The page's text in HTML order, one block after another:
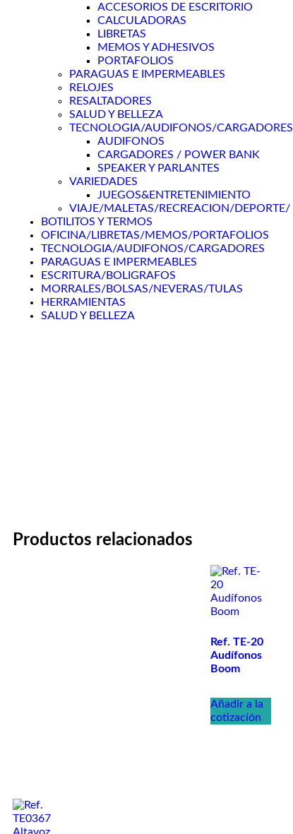
ACCESORIOS DE ESCRITORIO
CALCULADORAS
LIBRETAS
MEMOS Y ADHESIVOS
PORTAFOLIOS
PARAGUAS E IMPERMEABLES
RELOJES
RESALTADORES
SALUD Y BELLEZA
TECNOLOGIA/AUDIFONOS/CARGADORES
AUDIFONOS
CARGADORES / POWER BANK
SPEAKER Y PARLANTES
VARIEDADES
JUEGOS&ENTRETENIMIENTO
VIAJE/MALETAS/RECREACION/DEPORTE/
BOTILITOS Y TERMOS
OFICINA/LIBRETAS/MEMOS/PORTAFOLIOS
TECNOLOGIA/AUDIFONOS/CARGADORES
PARAGUAS E IMPERMEABLES
ESCRITURA/BOLIGRAFOS
MORRALES/BOLSAS/NEVERAS/TULAS
HERRAMIENTAS
SALUD Y BELLEZA
Productos relacionados
Ref. TE-20
Audífonos
Boom
Añadir a la
cotización